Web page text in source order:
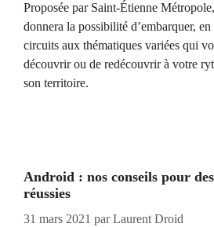
Proposée par Saint-Étienne
donnera la possibilité d’embarquer,
circuits aux thématiques variées qui
découvrir ou de redécouvrir à votre
son territoire.
Android : nos conseils pour
réussies
31 mars 2021 parLaurent Droid